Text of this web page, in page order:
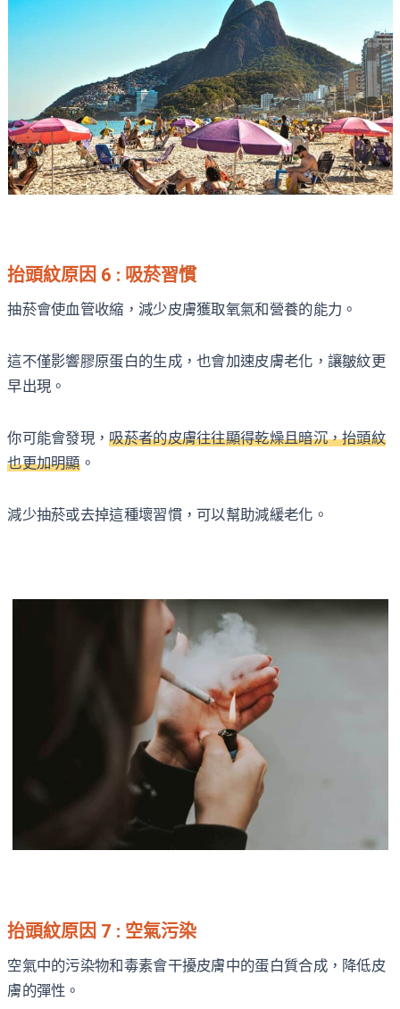
抬頭紋原因 6 : 吸菸習慣
抽菸會使血管收縮，減少皮膚獲取氧氣和營養的能力。
這不僅影響膠原蛋白的生成，也會加速皮膚老化，讓皺紋更
早出現。
你可能會發現，吸菸者的皮膚往往顯得乾燥且暗沉，抬頭紋
也更加明顯。
減少抽菸或去掉這種壞習慣，可以幫助減緩老化。
抬頭紋原因 7 : 空氣污染
空氣中的污染物和毒素會干擾皮膚中的蛋白質合成，降低皮
膚的彈性。